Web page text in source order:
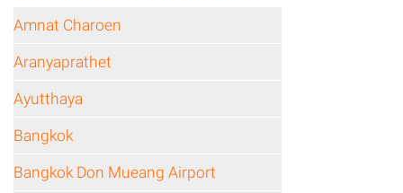
Amnat Charoen
Aranyaprathet
Ayutthaya
Bangkok
Bangkok Don Mueang Airport